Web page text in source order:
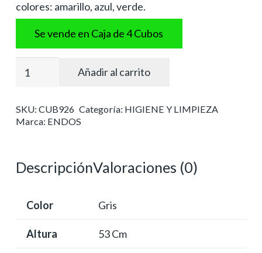
colores: amarillo, azul, verde.
Se vende en Caja de 4 Cubos
cantidad
Añadir al carrito
SKU: CUB926 Categoría: HIGIENE Y LIMPIEZA
Marca: ENDOS
DescripciónValoraciones (0)
Color Gris
Altura 53 Cm